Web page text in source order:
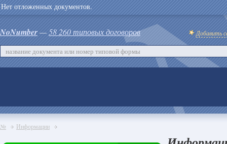
Нет отложенных документов.
NoNumber—58 260 типовых договоров Добавить
№ Информации